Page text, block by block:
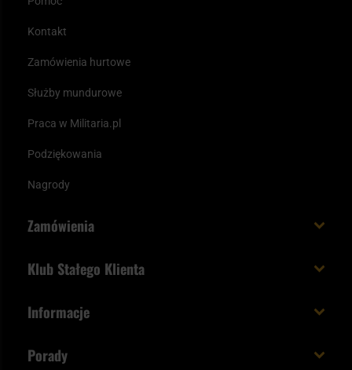
Kontakt
Zamówienia hurtowe
Służby mundurowe
Praca w Militaria.pl
Podziękowania
Nagrody
Zamówienia
Paczka w weekend
Status zamówienia
Klub Stałego Klienta
Unboxing Militaria.pl
Informacje
Porady